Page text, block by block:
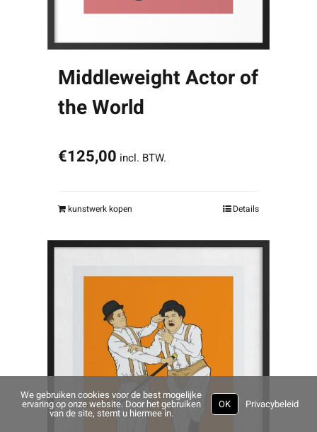
Middleweight Actor of
the World
€125,00 incl. BTW.
kunstwerk kopen Details
We gebruiken cookies voor de best mogelijke
ervaring op onze website. Door het gebruiken
van de site, stemt u hiermee in.
OK Privacybeleid